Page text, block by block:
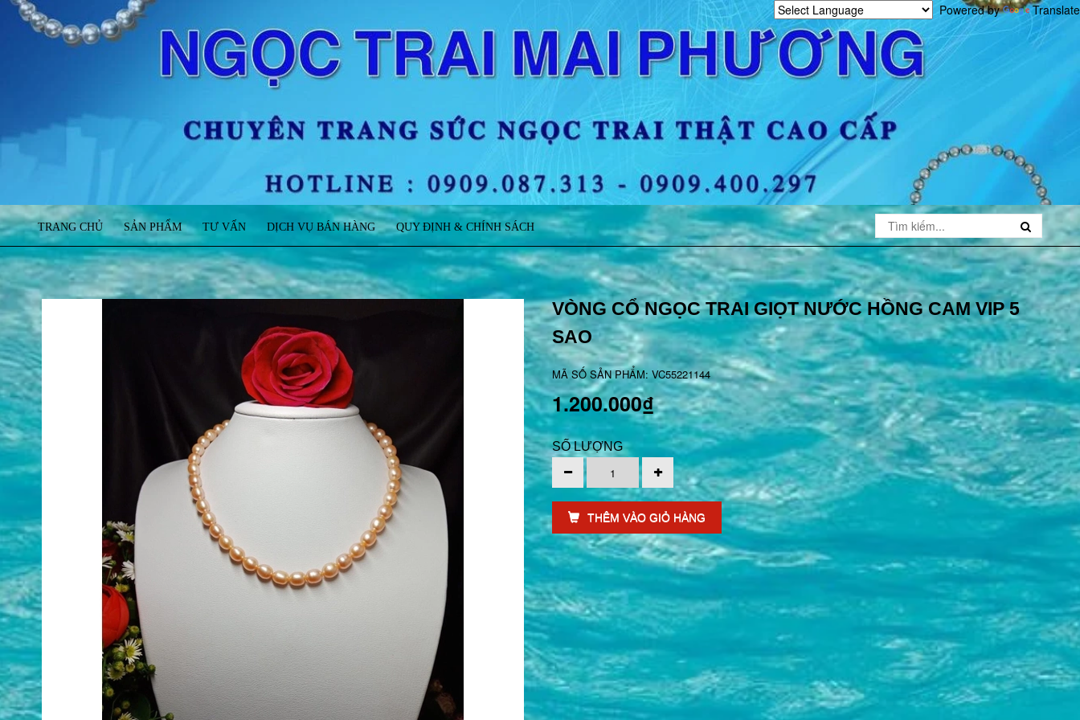
TRANG CHỦ SẢN PHẨM TƯ VẤN DỊCH VỤ BÁN HÀNG QUY ĐỊNH & CHÍNH SÁCH
Powered by Translate
VÒNG CỔ NGỌC TRAI GIỌT NƯỚC HỒNG CAM VIP 5
SAO
MÃ SỐ SẢN PHẨM: VC55221144
1.200.000₫
SỐ LƯỢNG
THÊM VÀO GIỎ HÀNG